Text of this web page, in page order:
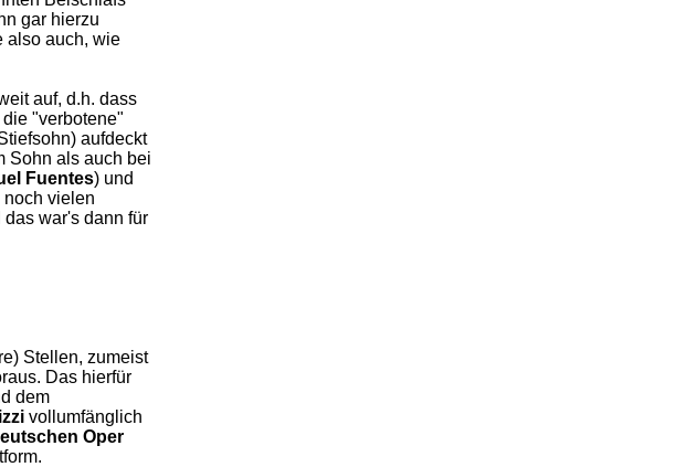
gar hierzu
also auch, wie
auf, d.h. dass
"verbotene"
aufdeckt
Sohn als auch bei
Fuentes) und
noch vielen
war's dann für
Stellen, zumeist
Das hierfür
dem
vollumfänglich
Oper